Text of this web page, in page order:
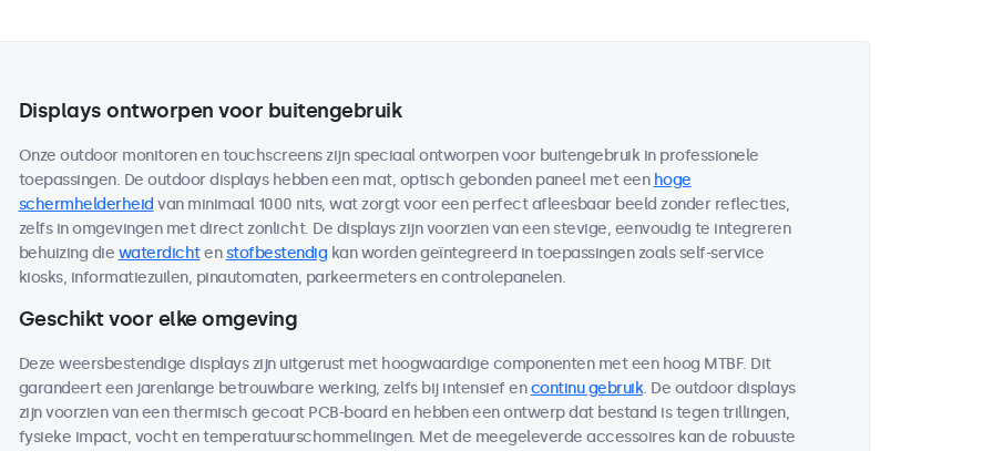
Displays ontworpen voor buitengebruik
Onze outdoor monitoren en touchscreens zijn speciaal ontworpen voor buitengebruik in professionele
toepassingen. De outdoor displays hebben een mat, optisch gebonden paneel met een hoge
schermhelderheid van minimaal 1000 nits, wat zorgt voor een perfect afleesbaar beeld zonder reflecties,
zelfs in omgevingen met direct zonlicht. De displays zijn voorzien van een stevige, eenvoudig te integreren
behuizing die waterdichtenstofbestendig kan worden geïntegreerd in toepassingen zoals self-service
kiosks, informatiezuilen, pinautomaten, parkeermeters en controlepanelen.
Geschikt voor elke omgeving
Deze weersbestendige displays zijn uitgerust met hoogwaardige componenten met een hoog MTBF. Dit
garandeert een jarenlange betrouwbare werking, zelfs bij intensief encontinu gebruik. De outdoor displays
zijn voorzien van een thermisch gecoat PCB-board en hebben een ontwerp dat bestand is tegen trillingen,
fysieke impact, vocht en temperatuurschommelingen. Met de meegeleverde accessoires kan de robuuste